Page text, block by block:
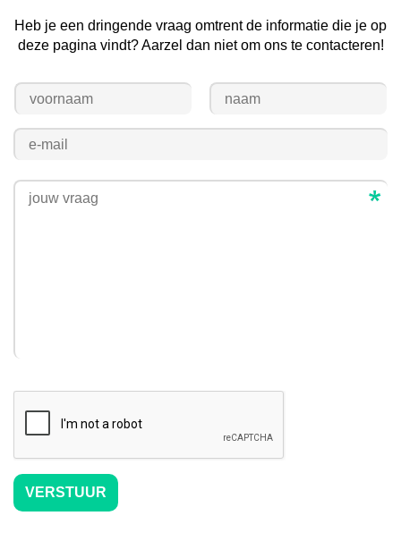
Heb je een dringende vraag omtrent de informatie die je op
deze pagina vindt? Aarzel dan niet om ons te contacteren!